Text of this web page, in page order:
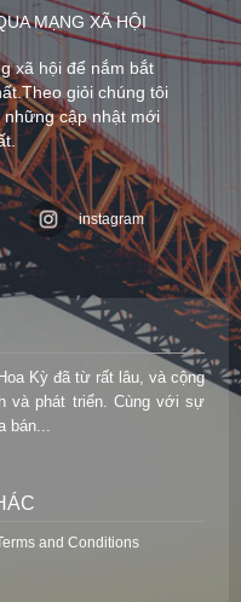
MẠNG XÃ HỘI
xã hội để nắm bắt
giỏi chúng tôi
cập nhật mới
instagram
Kỳ đã từ rất lâu, và cộng
và phát triển. Cùng với sự
bán...
and Conditions